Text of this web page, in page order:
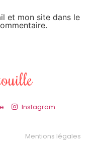
et mon site dans le
Instagram
Mentions légales